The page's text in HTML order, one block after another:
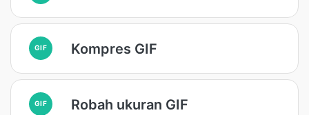
GIF Kompres GIF
GIF Robah ukuran GIF